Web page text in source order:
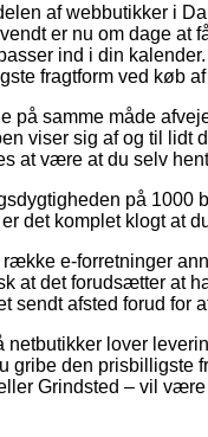
af webbutikker i
er nu om dage at
ind i din
fragtform ved køb af
på samme måde
viser sig af og til lidt
at være at du selv
på 1000
det komplet klogt at
række e-forretninger
at det forudsætter at
sendt afsted forud for
netbutikker lover
gribe den prisbilligste
Grindsted – vil